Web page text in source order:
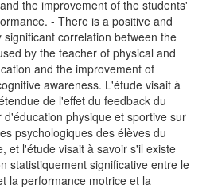
the improvement of the students'
- There is a positive and
significant correlation between the
by the teacher of physical and
and the improvement of
awareness. L'étude visait à
de l'effet du feedback du
d'éducation physique et sportive sur
psychologiques des élèves du
et l'étude visait à savoir s'il existe
statistiquement significative entre le
la performance motrice et la